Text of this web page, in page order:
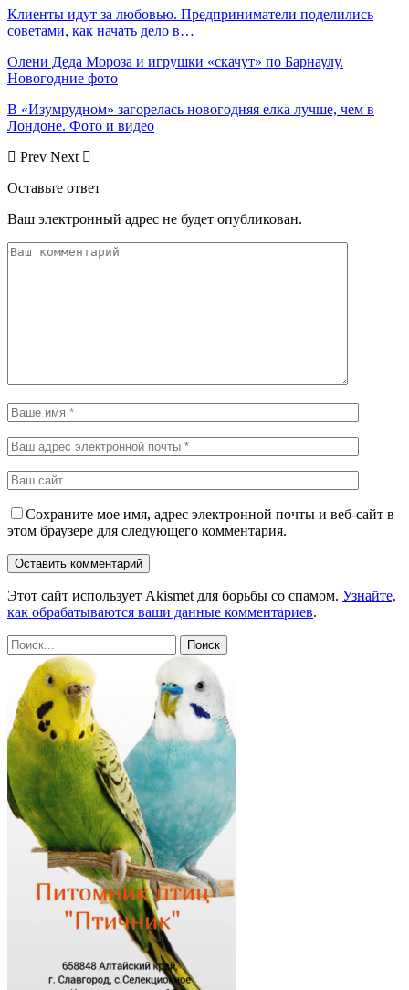
Клиенты идут за любовью. Предприниматели поделились
советами, как начать дело в…
Олени Деда Мороза и игрушки «скачут» по Барнаулу.
Новогодние фото
В «Изумрудном» загорелась новогодняя елка лучше, чем в
Лондоне. Фото и видео
Prev Next
Оставьте ответ
Ваш электронный адрес не будет опубликован.
Сохраните мое имя, адрес электронной почты и веб-сайт в
этом браузере для следующего комментария.
Этот сайт использует Akismet для борьбы со спамом. Узнайте,
как обрабатываются ваши данные комментариев.